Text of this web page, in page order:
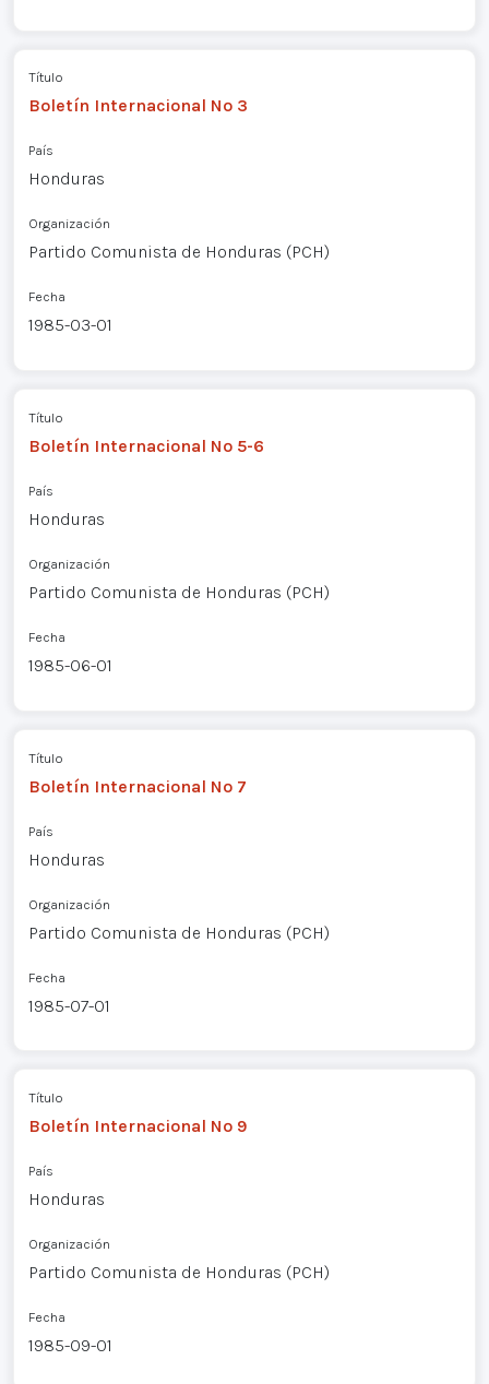
Título
Boletín Internacional Nº 3
País
Honduras
Organización
Partido Comunista de Honduras (PCH)
Fecha
1985-03-01
Título
Boletín Internacional Nº 5-6
País
Honduras
Organización
Partido Comunista de Honduras (PCH)
Fecha
1985-06-01
Título
Boletín Internacional Nº 7
País
Honduras
Organización
Partido Comunista de Honduras (PCH)
Fecha
1985-07-01
Título
Boletín Internacional Nº 9
País
Honduras
Organización
Partido Comunista de Honduras (PCH)
Fecha
1985-09-01